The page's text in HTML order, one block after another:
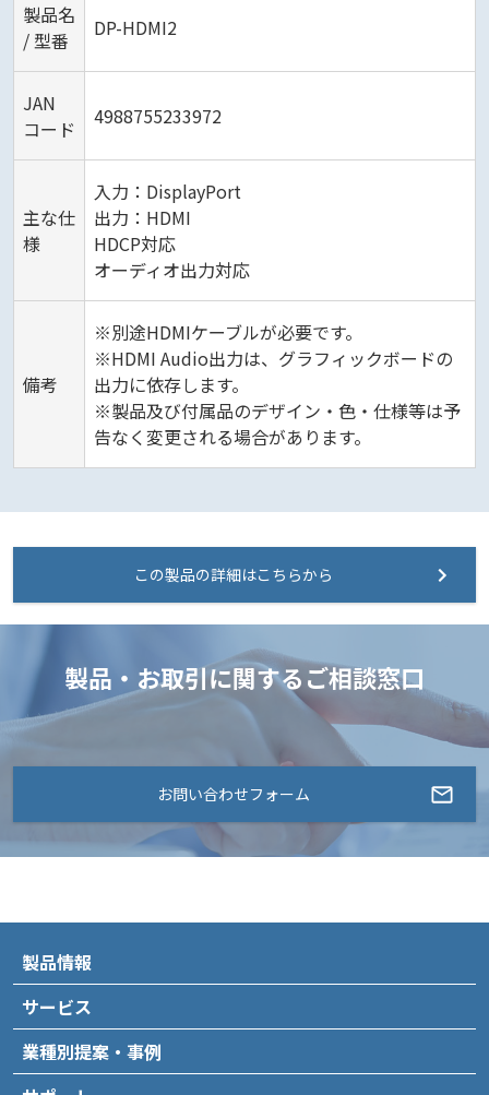
製品名
/ 型番
DP-HDMI2
JAN
コード
4988755233972
主な仕
様
入力：DisplayPort
出力：HDMI
HDCP対応
オーディオ出力対応
備考
※別途HDMIケーブルが必要です。
※HDMI Audio出力は、グラフィックボードの
出力に依存します。
※製品及び付属品のデザイン・色・仕様等は予
告なく変更される場合があります。
この製品の詳細はこちらから
製品・お取引に関するご相談窓口
お問い合わせフォーム
製品情報
サービス
業種別提案・事例